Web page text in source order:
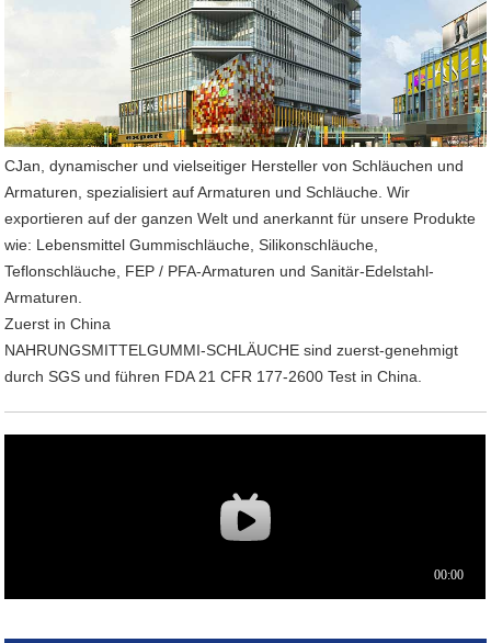
CJan, dynamischer und vielseitiger Hersteller von Schläuchen und
Armaturen, spezialisiert auf Armaturen und Schläuche. Wir
exportieren auf der ganzen Welt und anerkannt für unsere Produkte
wie: Lebensmittel Gummischläuche, Silikonschläuche,
Teflonschläuche, FEP / PFA-Armaturen und Sanitär-Edelstahl-
Armaturen.
Zuerst in China
NAHRUNGSMITTELGUMMI-SCHLÄUCHE sind zuerst-genehmigt
durch SGS und führen FDA 21 CFR 177-2600 Test in China.